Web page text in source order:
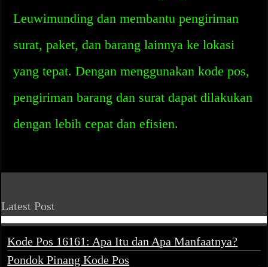
Leuwimunding dan membantu pengiriman
surat, paket, dan barang lainnya ke lokasi
yang tepat. Dengan menggunakan kode pos,
pengiriman barang dan surat dapat dilakukan
dengan lebih cepat dan efisien.
Latest Post
Kode Pos 16161: Apa Itu dan Apa Manfaatnya?
Pondok Pinang Kode Pos